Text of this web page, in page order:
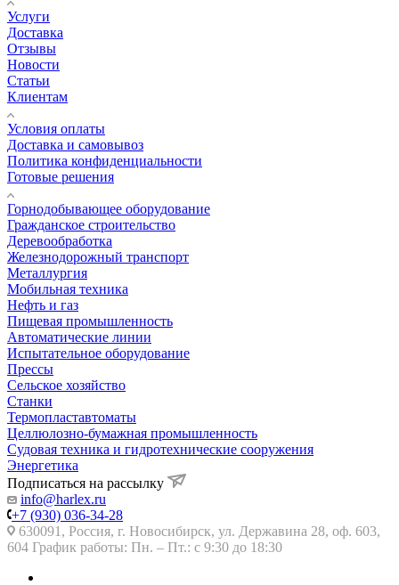
Услуги
Доставка
Отзывы
Новости
Статьи
Клиентам
Условия оплаты
Доставка и самовывоз
Политика конфиденциальности
Готовые решения
Горнодобывающее оборудование
Гражданское строительство
Деревообработка
Железнодорожный транспорт
Металлургия
Мобильная техника
Нефть и газ
Пищевая промышленность
Автоматические линии
Испытательное оборудование
Прессы
Сельское хозяйство
Станки
Термопластавтоматы
Целлюлозно-бумажная промышленность
Судовая техника и гидротехнические сооружения
Энергетика
Подписаться на рассылку
info@harlex.ru
+7 (930) 036-34-28
630091, Россия, г. Новосибирск, ул. Державина 28, оф. 603,
604 График работы: Пн. – Пт.: с 9:30 до 18:30